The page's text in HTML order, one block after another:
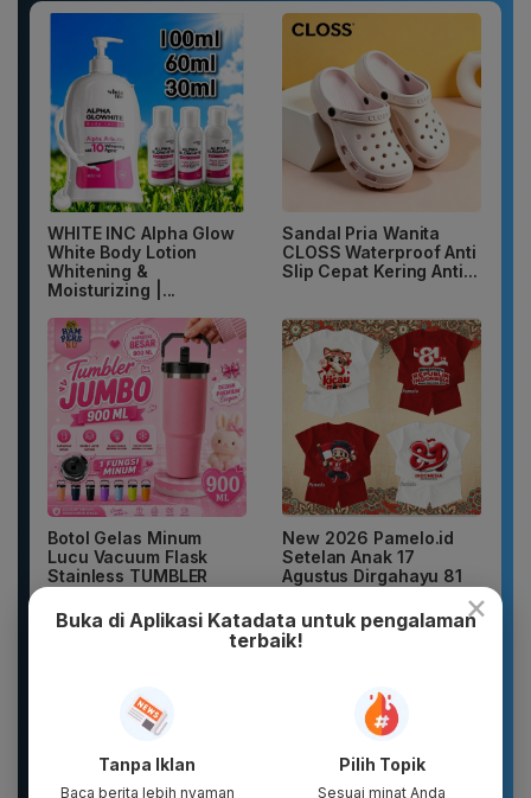
WHITE INC Alpha Glow
White Body Lotion
Whitening &
Moisturizing |...
Sandal Pria Wanita
CLOSS Waterproof Anti
Slip Cepat Kering Anti...
Botol Gelas Minum
Lucu Vacuum Flask
Stainless TUMBLER
New 2026 Pamelo.id
Setelan Anak 17
Agustus Dirgahayu 81
×
Buka di Aplikasi Katadata untuk pengalaman
terbaik!
Tanpa Iklan
Baca berita lebih nyaman
Pilih Topik
Sesuai minat Anda